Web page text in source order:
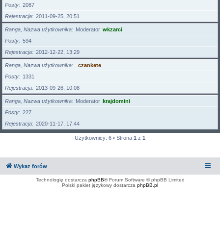
Posty
2087
Rejestracja
2011-09-25, 20:51
Ranga, Nazwa użytkownika Moderator wkzarci
Posty
594
Rejestracja
2012-12-22, 13:29
Ranga, Nazwa użytkownika
czankete
Posty
1331
Rejestracja
2013-09-26, 10:08
Ranga, Nazwa użytkownika Moderator krajdomini
Posty
227
Rejestracja
2020-11-17, 17:44
Użytkownicy: 6 • Strona 1 z 1
Wykaz forów
Technologię dostarcza phpBB® Forum Software © phpBB Limited
Polski pakiet językowy dostarcza phpBB.pl